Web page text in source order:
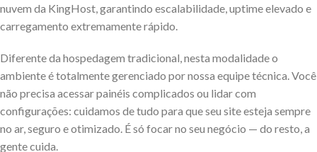
nuvem da KingHost, garantindo escalabilidade, uptime elevado e
carregamento extremamente rápido.
Diferente da hospedagem tradicional, nesta modalidade o
ambiente é totalmente gerenciado por nossa equipe técnica. Você
não precisa acessar painéis complicados ou lidar com
configurações: cuidamos de tudo para que seu site esteja sempre
no ar, seguro e otimizado. É só focar no seu negócio — do resto, a
gente cuida.